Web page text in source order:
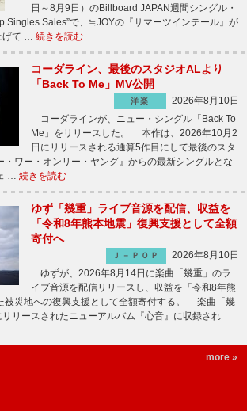
日～8月9日）のBillboard JAPAN週間シングル・
Singles Sales”で、≒JOYの『サマーツインテール』が
げて … 続きを読む
コーダライン、最後のスタジオALより
「Back To Me」MV公開
洋楽
2026年8月10日
コーダラインが、ニュー・シングル「Back To
Me」をリリースした。 本作は、2026年10月2
日にリリースされる通算5作目にして最後のスタ
・ワー・オンリー・ヤング』からの最新シングルとな
… 続きを読む
ゆず「幾重」ライブ音源を配信、収益を
「令和8年熊本地震」復興支援として全額
寄付へ
Ｊ－ＰＯＰ
2026年8月10日
ゆずが、2026年8月14日に楽曲「幾重」のラ
イブ音源を配信リリースし、収益を「令和8年熊
被災地への復興支援として全額寄付する。 楽曲「幾
リースされたニューアルバム『心音』に収録され
more »